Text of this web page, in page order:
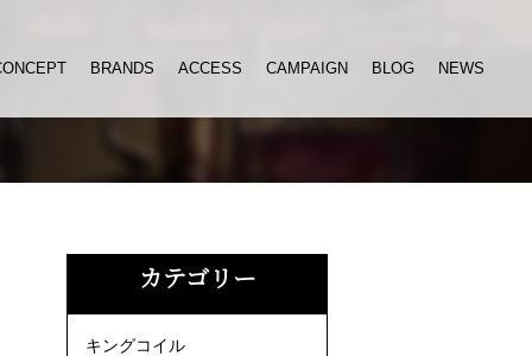
BRANDS ACCESS CAMPAIGN BLOG NEWS
カテゴリー
キングコイル